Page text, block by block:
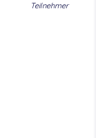
Teilnehmer